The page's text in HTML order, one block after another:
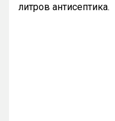
литров антисептика.